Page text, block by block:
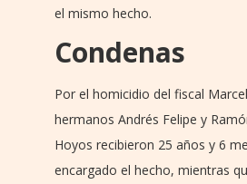
el mismo hecho.
Condenas
Por el homicidio del fiscal
hermanos Andrés Felipe y
Hoyos recibieron 25 años y 6
encargado el hecho, mientras